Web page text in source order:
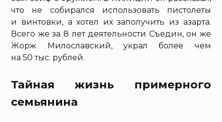
что не собирался использовать пистолеты
и винтовки, а хотел их заполучить из азарта.
Всего же за 8 лет деятельности Съедин, он же
Жорж Милославский, украл более чем
на 50 тыс. рублей.
Тайная жизнь примерного
семьянина